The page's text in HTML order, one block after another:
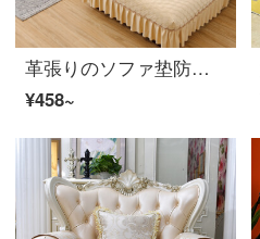
革張りのソファ垫防滑四季通用欧式冬季全包垫子贵妃毛フランネル皮纯色加厚套罩 フランネル羽单边-米色 定做专拍(定制联系小姐姐)
¥458~